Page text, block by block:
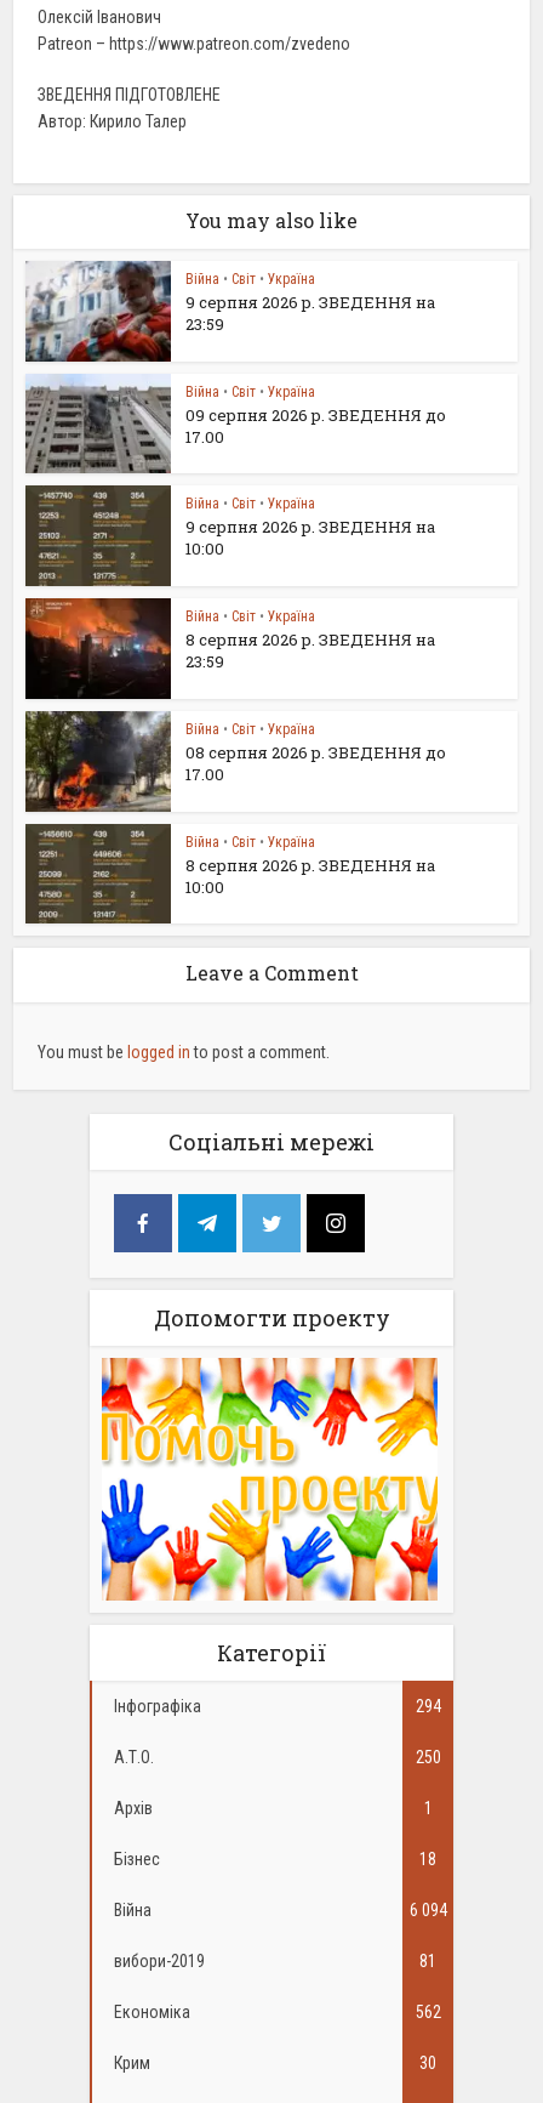
Олексій Іванович
Patreon – https://www.patreon.com/zvedeno
ЗВЕДЕННЯ ПІДГОТОВЛЕНЕ
Автор: Кирило Талер
You may also like
Війна • Світ • Україна
9 серпня 2026 р. ЗВЕДЕННЯ на
23:59
Війна • Світ • Україна
09 серпня 2026 р. ЗВЕДЕННЯ до
17.00
Війна • Світ • Україна
9 серпня 2026 р. ЗВЕДЕННЯ на
10:00
Війна • Світ • Україна
8 серпня 2026 р. ЗВЕДЕННЯ на
23:59
Війна • Світ • Україна
08 серпня 2026 р. ЗВЕДЕННЯ до
17.00
Війна • Світ • Україна
8 серпня 2026 р. ЗВЕДЕННЯ на
10:00
Leave a Comment
You must be logged into post a comment.
Соціальні мережі
Допомогти проекту
Категорії
Інфографіка 294
А.Т.О. 250
Архів 1
Бізнес 18
Війна 6 094
вибори-2019 81
Економіка 562
Крим 30